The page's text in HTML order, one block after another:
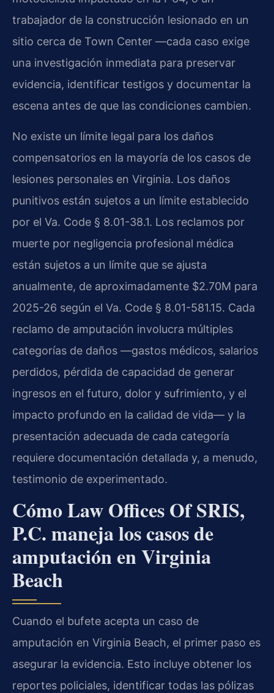
trabajador de la construcción lesionado en un
sitio cerca de Town Center —cada caso exige
una investigación inmediata para preservar
evidencia, identificar testigos y documentar la
escena antes de que las condiciones cambien.
No existe un límite legal para los daños
compensatorios en la mayoría de los casos de
lesiones personales en Virginia. Los daños
punitivos están sujetos a un límite establecido
por el Va. Code § 8.01-38.1. Los reclamos por
muerte por negligencia profesional médica
están sujetos a un límite que se ajusta
anualmente, de aproximadamente $2.70M para
2025-26 según el Va. Code § 8.01-581.15. Cada
reclamo de amputación involucra múltiples
categorías de daños —gastos médicos, salarios
perdidos, pérdida de capacidad de generar
ingresos en el futuro, dolor y sufrimiento, y el
impacto profundo en la calidad de vida— y la
presentación adecuada de cada categoría
requiere documentación detallada y, a menudo,
testimonio de experimentado.
Cómo Law Offices Of SRIS,
P.C. maneja los casos de
amputación en Virginia
Beach
Cuando el bufete acepta un caso de
amputación en Virginia Beach, el primer paso es
asegurar la evidencia. Esto incluye obtener los
reportes policiales, identificar todas las pólizas